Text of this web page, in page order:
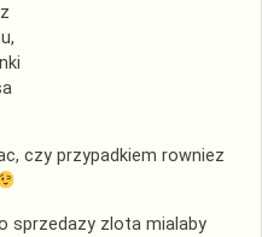
czy przypadkiem rowniez
sprzedazy zlota mialaby